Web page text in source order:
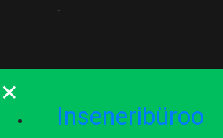
×
Inseneribüroo